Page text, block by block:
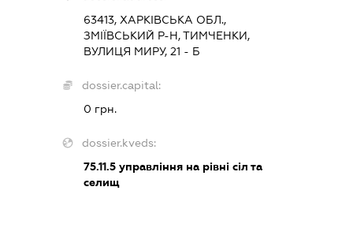
63413, ХАРКІВСЬКА ОБЛ.,
ЗМІЇВСЬКИЙ Р-Н, ТИМЧЕНКИ,
ВУЛИЦЯ МИРУ, 21 - Б
dossier.capital:
0 грн.
dossier.kveds:
75.11.5 управління на рівні сіл та
селищ